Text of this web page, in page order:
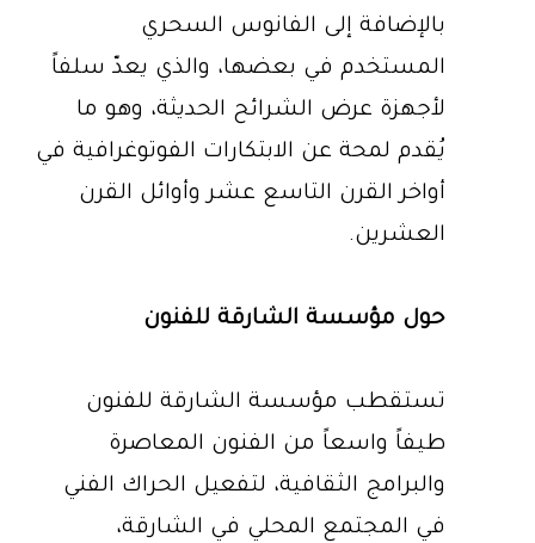
بالإضافة إلى الفانوس السحري
المستخدم في بعضها، والذي يعدّ سلفاً
لأجهزة عرض الشرائح الحديثة، وهو ما
يُقدم لمحة عن الابتكارات الفوتوغرافية في
أواخر القرن التاسع عشر وأوائل القرن
العشرين.
حول مؤسسة الشارقة للفنون
تستقطب مؤسسة الشارقة للفنون
طيفاً واسعاً من الفنون المعاصرة
والبرامج الثقافية، لتفعيل الحراك الفني
في المجتمع المحلي في الشارقة،